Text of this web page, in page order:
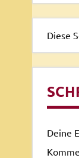
Diese
Deine